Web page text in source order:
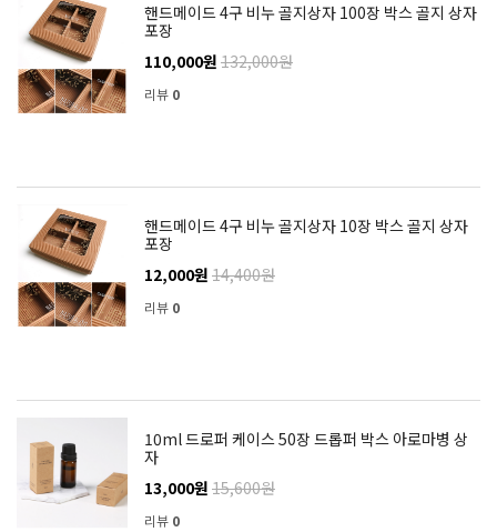
핸드메이드 4구 비누 골지상자 100장 박스 골지 상자
포장
110,000원 132,000원
리뷰 0
핸드메이드 4구 비누 골지상자 10장 박스 골지 상자
포장
12,000원 14,400원
리뷰 0
10ml 드로퍼 케이스 50장 드롭퍼 박스 아로마병 상
자
13,000원 15,600원
리뷰 0